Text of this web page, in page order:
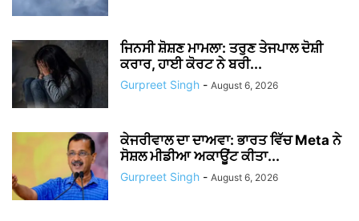
ਜਿਨਸੀ ਸ਼ੋਸ਼ਣ ਮਾਮਲਾ: ਤਰੁਣ ਤੇਜਪਾਲ ਦੋਸ਼ੀ
ਕਰਾਰ, ਹਾਈ ਕੋਰਟ ਨੇ ਬਰੀ...
Gurpreet Singh - August 6, 2026
ਕੇਜਰੀਵਾਲ ਦਾ ਦਾਅਵਾ: ਭਾਰਤ ਵਿੱਚ Meta ਨੇ
ਸੋਸ਼ਲ ਮੀਡੀਆ ਅਕਾਊਂਟ ਕੀਤਾ...
Gurpreet Singh - August 6, 2026